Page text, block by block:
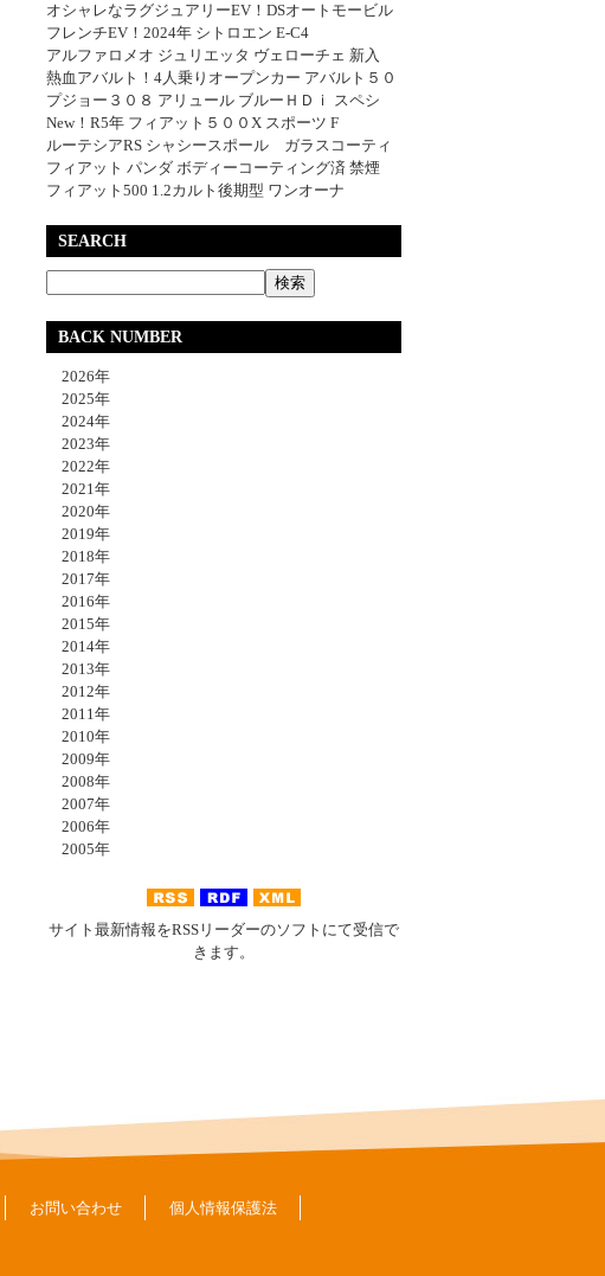
オシャレなラグジュアリーEV！DSオートモービル
フレンチEV！2024年 シトロエン E-C4
アルファロメオ ジュリエッタ ヴェローチェ 新入
熱血アバルト！4人乗りオープンカー アバルト５０
プジョー３０８ アリュール ブルーＨＤｉ スペシ
New！R5年 フィアット５００X スポーツ F
ルーテシアRS シャシースポール ガラスコーティ
フィアット パンダ ボディーコーティング済 禁煙
フィアット500 1.2カルト後期型 ワンオーナ
SEARCH
BACK NUMBER
2026年
2025年
2024年
2023年
2022年
2021年
2020年
2019年
2018年
2017年
2016年
2015年
2014年
2013年
2012年
2011年
2010年
2009年
2008年
2007年
2006年
2005年
サイト最新情報をRSSリーダーのソフトにて受信で
きます。
お問い合わせ 個人情報保護法